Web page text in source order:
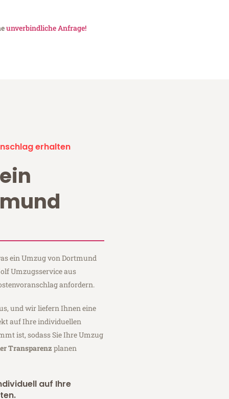
unverbindliche Anfrage!
erhalten
ein Umzug von Dortmund
Umzugsservice aus
anfordern.
und wir liefern Ihnen eine
auf Ihre individuellen
ist, sodass Sie Ihre Umzug
Transparenz planen
auf Ihre